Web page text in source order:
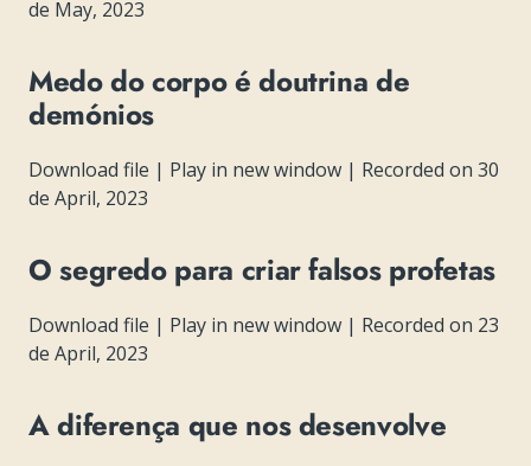
de May, 2023
Medo do corpo é doutrina de
demónios
Download file | Play in new window | Recorded on 30
de April, 2023
O segredo para criar falsos profetas
Download file | Play in new window | Recorded on 23
de April, 2023
A diferença que nos desenvolve